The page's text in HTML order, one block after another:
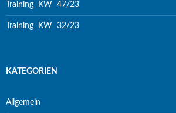
Training KW 47/23
Training KW 32/23
KATEGORIEN
Allgemein